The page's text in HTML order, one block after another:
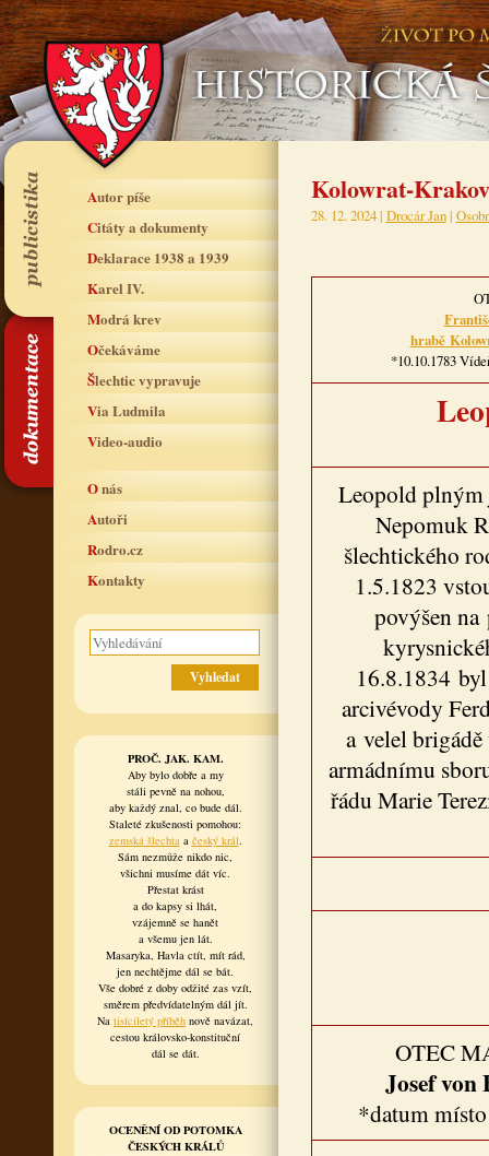
Autor píše
Citáty a dokumenty
Deklarace 1938 a 1939
Karel IV.
Modrá krev
Očekáváme
Šlechtic vypravuje
Via Ludmila
Video-audio
O nás
Autoři
Rodro.cz
Kontakty
PROČ. JAK. KAM.
Aby bylo dobře a my
stáli pevně na nohou,
aby každý znal, co bude dál.
Staleté zkušenosti pomohou:
zemská šlechtaa český král.
Sám nezmůže nikdo nic,
všichni musíme dát víc.
Přestat krást
a do kapsy si lhát,
vzájemně se hanět
a všemu jen lát.
Masaryka, Havla ctít, mít rád,
jen nechtějme dál se bát.
Vše dobré z doby odžité zas vzít,
směrem předvídatelným dál jít.
Na tisíciletý příběh nově navázat,
cestou královsko-konstituční
dál se dát.
OCENĚNÍ OD POTOMKA
ČESKÝCH KRÁLŮ
Kolowrat-
28. 12. 2024 | Drocár Jan|
hrabě
*10.10.1783
Leopold plným
Nepomuk
šlechtického
1.5.1823
povýšen
16.8.1834
arcivévody
a velel
armádnímu
řádu Marie
OTEC
Josef von
*datum